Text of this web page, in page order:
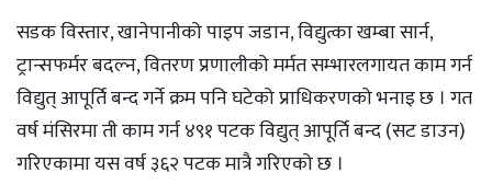
सडक विस्तार, खानेपानीको पाइप जडान, विद्युत्का खम्बा सार्न,
ट्रान्सफर्मर बदल्न, वितरण प्रणालीको मर्मत सम्भारलगायत काम गर्न
विद्युत् आपूर्ति बन्द गर्ने क्रम पनि घटेको प्राधिकरणको भनाइ छ । गत
वर्ष मंसिरमा ती काम गर्न ४९१ पटक विद्युत् आपूर्ति बन्द (सट डाउन)
गरिएकामा यस वर्ष ३६२ पटक मात्रै गरिएको छ ।